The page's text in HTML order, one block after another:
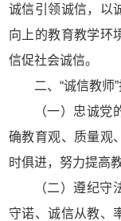
诚信引领诚信，以
向上的教育教学环
信促社会诚信。
二、“诚信教师
（一）忠诚
确教育观、质量观
时俱进，努力提高
（二）遵纪
守诺、诚信从教、